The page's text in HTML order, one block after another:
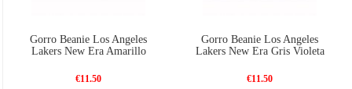
Gorro Beanie Los Angeles
Lakers New Era Amarillo
€11.50
Gorro Beanie Los Angeles
Lakers New Era Gris Violeta
€11.50